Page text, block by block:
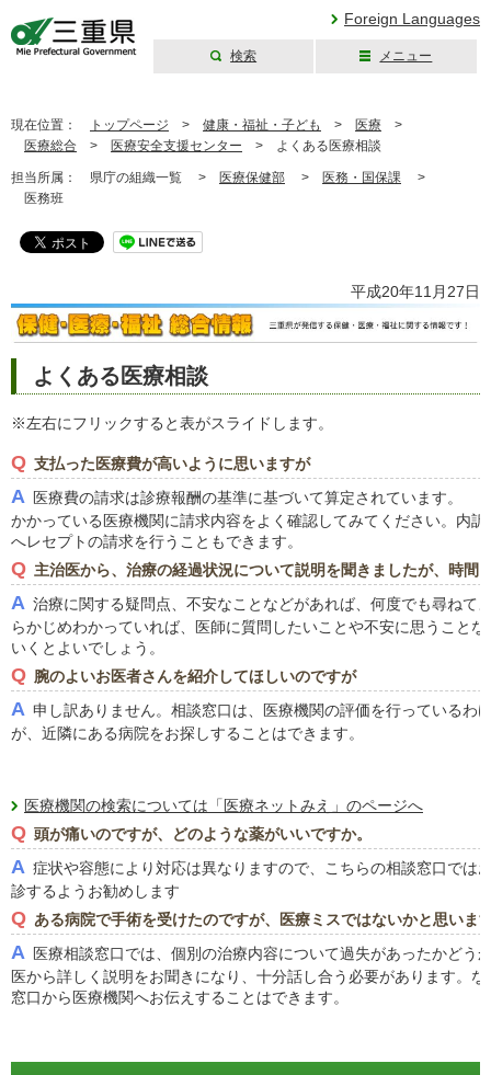
Foreign Languages
検索 メニュー
現在位置： トップページ > 健康・福祉・子ども > 医療 >
医療総合 > 医療安全支援センター > よくある医療相談
担当所属： 県庁の組織一覧 > 医療保健部 > 医務・国保課 >
医務班
平成20年11月27日
よくある医療相談
※左右にフリックすると表がスライドします。
Q 支払った医療費が高いように思いますが
A 医療費の請求は診療報酬の基準に基づいて算定されています。
かかっている医療機関に請求内容をよく確認してみてください。内
へレセプトの請求を行うこともできます。
Q 主治医から、治療の経過状況について説明を聞きましたが、時間
A 治療に関する疑問点、不安なことなどがあれば、何度でも尋ねて
らかじめわかっていれば、医師に質問したいことや不安に思うこと
いくとよいでしょう。
Q 腕のよいお医者さんを紹介してほしいのですが
A 申し訳ありません。相談窓口は、医療機関の評価を行っているわ
が、近隣にある病院をお探しすることはできます。
医療機関の検索については「医療ネットみえ」のページへ
Q 頭が痛いのですが、どのような薬がいいですか。
A 症状や容態により対応は異なりますので、こちらの相談窓口では
診するようお勧めします
Q ある病院で手術を受けたのですが、医療ミスではないかと思いま
A 医療相談窓口では、個別の治療内容について過失があったかどう
医から詳しく説明をお聞きになり、十分話し合う必要があります。
窓口から医療機関へお伝えすることはできます。